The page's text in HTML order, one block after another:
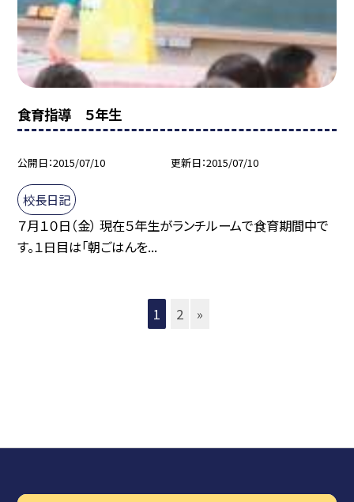
食育指導 ５年生
公開日 2015/07/10 更新日 2015/07/10
校長日記
７月１０日（金） 現在５年生がランチルームで食育期間中で
す。１日目は「朝ごはんを...
1 2 »